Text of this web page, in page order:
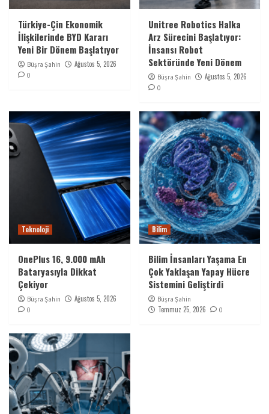
Türkiye-Çin Ekonomik
İlişkilerinde BYD Kararı
Yeni Bir Dönem Başlatıyor
Büşra Şahin Ağustos 5, 2026
0
Unitree Robotics Halka
Arz Sürecini Başlatıyor:
İnsansı Robot
Sektöründe Yeni Dönem
Büşra Şahin Ağustos 5, 2026
0
Teknoloji
OnePlus 16, 9.000 mAh
Bataryasıyla Dikkat
Çekiyor
Büşra Şahin Ağustos 5, 2026
0
Bilim
Bilim İnsanları Yaşama En
Çok Yaklaşan Yapay Hücre
Sistemini Geliştirdi
Büşra Şahin
Temmuz 25, 2026 0